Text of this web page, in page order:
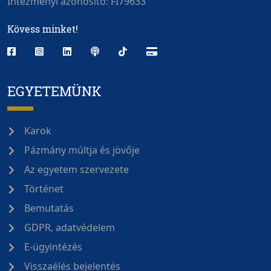
Kövess minket!
EGYETEMÜNK
Karok
Pázmány múltja és jövője
Az egyetem szervezete
Történet
Bemutatás
GDPR, adatvédelem
E-ügyintézés
Visszaélés bejelentés